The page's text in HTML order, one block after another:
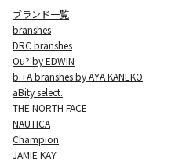
ブランド一覧
branshes
DRC branshes
Ou? by EDWIN
b.+A branshes by AYA KANEKO
aBity select.
THE NORTH FACE
NAUTICA
Champion
JAMIE KAY